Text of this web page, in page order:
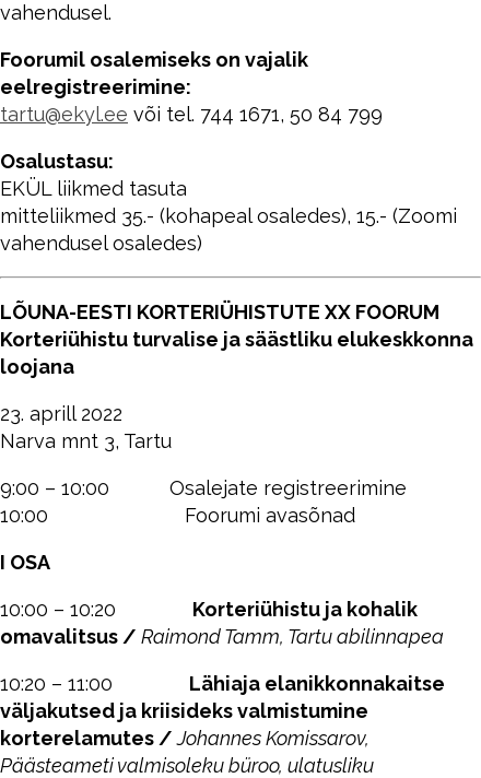
vahendusel.
Foorumil osalemiseks on vajalik
eelregistreerimine:
tartu@ekyl.ee või tel. 744 1671, 50 84 799
Osalustasu:
EKÜL liikmed tasuta
mitteliikmed 35.- (kohapeal osaledes), 15.- (Zoomi
vahendusel osaledes)
LÕUNA-EESTI KORTERIÜHISTUTE XX FOORUM
Korteriühistu turvalise ja säästliku elukeskkonna
loojana
23. aprill 2022
Narva mnt 3, Tartu
9:00 – 10:00 Osalejate registreerimine
10:00 Foorumi avasõnad
I OSA
10:00 – 10:20 Korteriühistu ja kohalik
omavalitsus / Raimond Tamm, Tartu abilinnapea
10:20 – 11:00 Lähiaja elanikkonnakaitse
väljakutsed ja kriisideks valmistumine
korterelamutes /Johannes Komissarov,
Päästeameti valmisoleku büroo, ulatusliku